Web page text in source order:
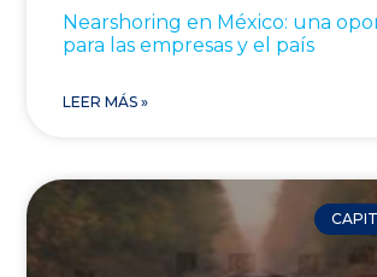
Nearshoring en México: una
para las empresas y el país
LEER MÁS »